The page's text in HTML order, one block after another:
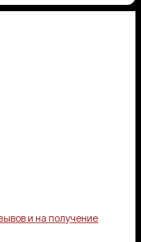
и на получение